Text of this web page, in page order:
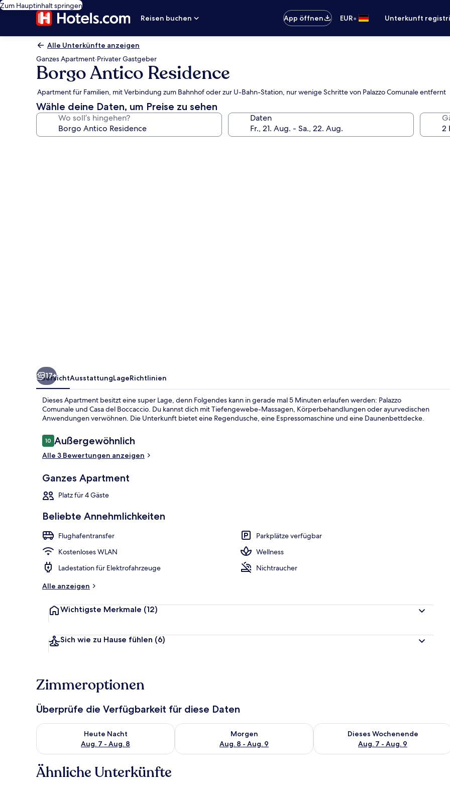
Zum Hauptinhalt springen
Reisen buchen
App öffnen EUR• Unterkunft
Alle Unterkünfte anzeigen
Ganzes Apartment·Privater Gastgeber
Borgo Antico Residence
Apartment für Familien, mit Verbindung zum Bahnhof oder zur U-Bahn-Station, nur wenige Schritte von Palazzo Comunale entfernt
Wähle deine Daten, um Preise zu sehen
Wo soll’s hingehen? Daten
17+
ÜbersichtAusstattungLageRichtlinien
Dieses Apartment besitzt eine super Lage, denn Folgendes kann in gerade mal 5 Minuten erlaufen werden: Palazzo
Comunale und Casa del Boccaccio. Du kannst dich mit Tiefengewebe-Massagen, Körperbehandlungen oder ayurvedischen
Anwendungen verwöhnen. Die Unterkunft bietet eine Regendusche, eine Espressomaschine und eine Daunenbettdecke.
Bewertungen
1010 von 10.
Außergewöhnlich
Alle 3 Bewertungen anzeigen
Ganzes Apartment
Platz für 4 Gäste
Beliebte Annehmlichkeiten
Flughafentransfer
Parkplätze verfügbar
Kostenloses WLAN
Wellness
Ladestation für Elektrofahrzeuge
Nichtraucher
Alle anzeigen
Wichtigste Merkmale (12)
Sich wie zu Hause fühlen (6)
Zimmeroptionen
Überprüfe die Verfügbarkeit für diese Daten
Heute Nacht
Aug. 7 - Aug. 8
Überprüfe die Verfügbarkeit für heute Nacht, Aug. 7 - Aug. 8.
Morgen
Aug. 8 - Aug. 9
Überprüfe die Verfügbarkeit für morgen, Aug. 8 - Aug. 9.
Dieses Wochenende
Aug. 7 - Aug. 9
Überprüfe die Verfügbarkeit für
Ähnliche Unterkünfte